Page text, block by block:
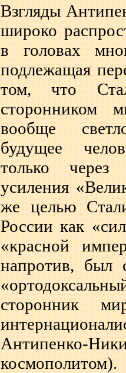
Взгляды
широко
в головах
подлежащая
том, что
сторонником
вообще
будущее
только через
усиления
же целью
России как
«красной
напротив, был
сторонник
Антипенко-
космополитом).